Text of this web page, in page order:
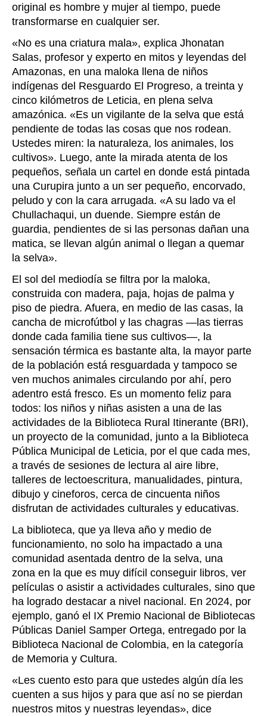
original es hombre y mujer al tiempo, puede
transformarse en cualquier ser.
«No es una criatura mala», explica Jhonatan
Salas, profesor y experto en mitos y leyendas del
Amazonas, en una maloka llena de niños
indígenas del Resguardo El Progreso, a treinta y
cinco kilómetros de Leticia, en plena selva
amazónica. «Es un vigilante de la selva que está
pendiente de todas las cosas que nos rodean.
Ustedes miren: la naturaleza, los animales, los
cultivos». Luego, ante la mirada atenta de los
pequeños, señala un cartel en donde está pintada
una Curupira junto a un ser pequeño, encorvado,
peludo y con la cara arrugada. «A su lado va el
Chullachaqui, un duende. Siempre están de
guardia, pendientes de si las personas dañan una
matica, se llevan algún animal o llegan a quemar
la selva».
El sol del mediodía se filtra por la maloka,
construida con madera, paja, hojas de palma y
piso de piedra. Afuera, en medio de las casas, la
cancha de microfútbol y las chagras — las tierras
donde cada familia tiene sus cultivos—, la
sensación térmica es bastante alta, la mayor parte
de la población está resguardada y tampoco se
ven muchos animales circulando por ahí, pero
adentro está fresco. Es un momento feliz para
todos: los niños y niñas asisten a una de las
actividades de la Biblioteca Rural Itinerante (BRI),
un proyecto de la comunidad, junto a la Biblioteca
Pública Municipal de Leticia, por el que cada mes,
a través de sesiones de lectura al aire libre,
talleres de lectoescritura, manualidades, pintura,
dibujo y cineforos, cerca de cincuenta niños
disfrutan de actividades culturales y educativas.
La biblioteca, que ya lleva año y medio de
funcionamiento, no solo ha impactado a una
comunidad asentada dentro de la selva, una
zona en la que es muy difícil conseguir libros, ver
películas o asistir a actividades culturales, sino que
ha logrado destacar a nivel nacional. En 2024, por
ejemplo, ganó el IX Premio Nacional de Bibliotecas
Públicas Daniel Samper Ortega, entregado por la
Biblioteca Nacional de Colombia, en la categoría
de Memoria y Cultura.
«Les cuento esto para que ustedes algún día les
cuenten a sus hijos y para que así no se pierdan
nuestros mitos y nuestras leyendas», dice